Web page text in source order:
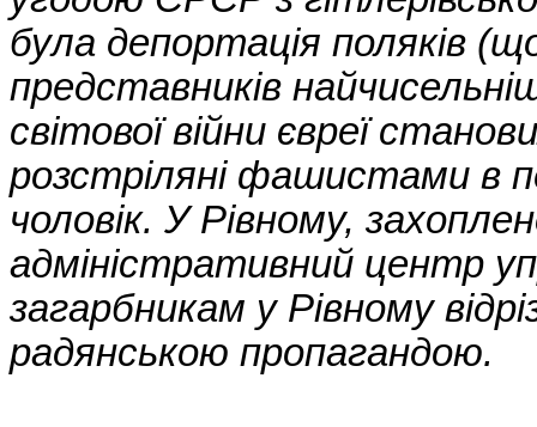
була депортація поляків
представників
світової війни євреї
розстріляні фашистами в
чоловік. У Рівному,
адміністративний центр
загарбникам у Рівному
радянською пропагандою.